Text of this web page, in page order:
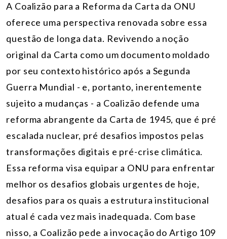
A Coalizão para a Reforma da Carta da ONU
oferece uma perspectiva renovada sobre essa
questão de longa data. Revivendo a noção
original da Carta como um documento moldado
por seu contexto histórico após a Segunda
Guerra Mundial - e, portanto, inerentemente
sujeito a mudanças - a Coalizão defende uma
reforma abrangente da Carta de 1945, que é pré
escalada nuclear, pré desafios impostos pelas
transformações digitais e pré-crise climática.
Essa reforma visa equipar a ONU para enfrentar
melhor os desafios globais urgentes de hoje,
desafios para os quais a estrutura institucional
atual é cada vez mais inadequada. Com base
nisso, a Coalizão pede a invocação do Artigo 109